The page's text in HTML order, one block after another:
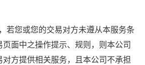
若您或您的交易对方未遵从本服务条
面中之操作提示、规则，则本公司
方提供相关服务，且本公司不承担